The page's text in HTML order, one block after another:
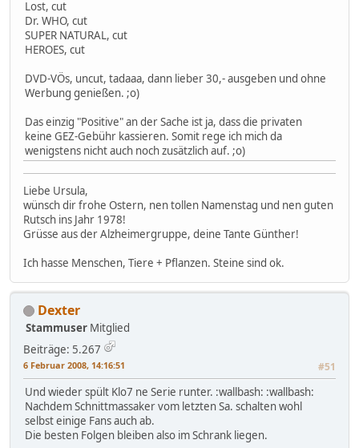
Lost, cut
Dr. WHO, cut
SUPER NATURAL, cut
HEROES, cut
DVD-VÖs, uncut, tadaaa, dann lieber 30,- ausgeben und ohne
Werbung genießen. ;o)
Das einzig "Positive" an der Sache ist ja, dass die privaten
keine GEZ-Gebühr kassieren. Somit rege ich mich da
wenigstens nicht auch noch zusätzlich auf. ;o)
Liebe Ursula,
wünsch dir frohe Ostern, nen tollen Namenstag und nen guten
Rutsch ins Jahr 1978!
Grüsse aus der Alzheimergruppe, deine Tante Günther!
Ich hasse Menschen, Tiere + Pflanzen. Steine sind ok.
Dexter
Stammuser Mitglied
Beiträge: 5.267
6 Februar 2008, 14:16:51 #51
Und wieder spült Klo7 ne Serie runter. :wallbash: :wallbash:
Nachdem Schnittmassaker vom letzten Sa. schalten wohl
selbst einige Fans auch ab.
Die besten Folgen bleiben also im Schrank liegen.